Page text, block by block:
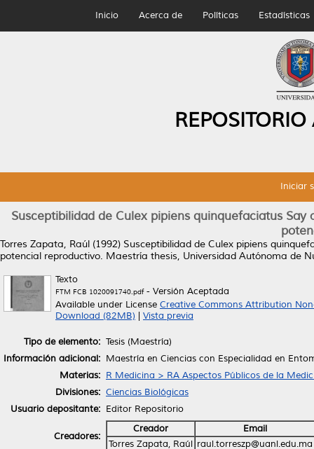
Inicio Acerca de Políticas Estadísticas
Iniciar
Susceptibilidad de Culex pipiens quinquefaciatus
Torres Zapata, Raúl (1992) Susceptibilidad de Culex pipiens
potencial reproductivo. Maestría thesis, Universidad Autónoma de
Texto
FTM FCB 1020091740.pdf- Versión Aceptada
Available under License Creative Commons Attribution
Download (82MB)
Vista previa
Tipo de elemento: Tesis (Maestría)
Información adicional: Maestría en Ciencias con Especialidad en
Materias: R Medicina > RA Aspectos Públicos de la
Divisiones: Ciencias Biológicas
Usuario depositante: Editor Repositorio
Creadores:
Creador
Email
Torres Zapata, Raúl raul.torreszp@uanl.edu.ma